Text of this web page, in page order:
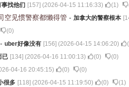
找他们 [157] (2026-04-15 11:16:33) (1)
空见惯警察都懒得管 - 加拿大的警察根本 [
(0)
- uber好像没有 [156] (2026-04-15 14:06:20) (
已 [134] (2026-04-16 11:00:13) (0) (0)
04-16 20:45:15) (0) (0)
很多 [118] (2026-04-15 11:19:50) (0) (1)